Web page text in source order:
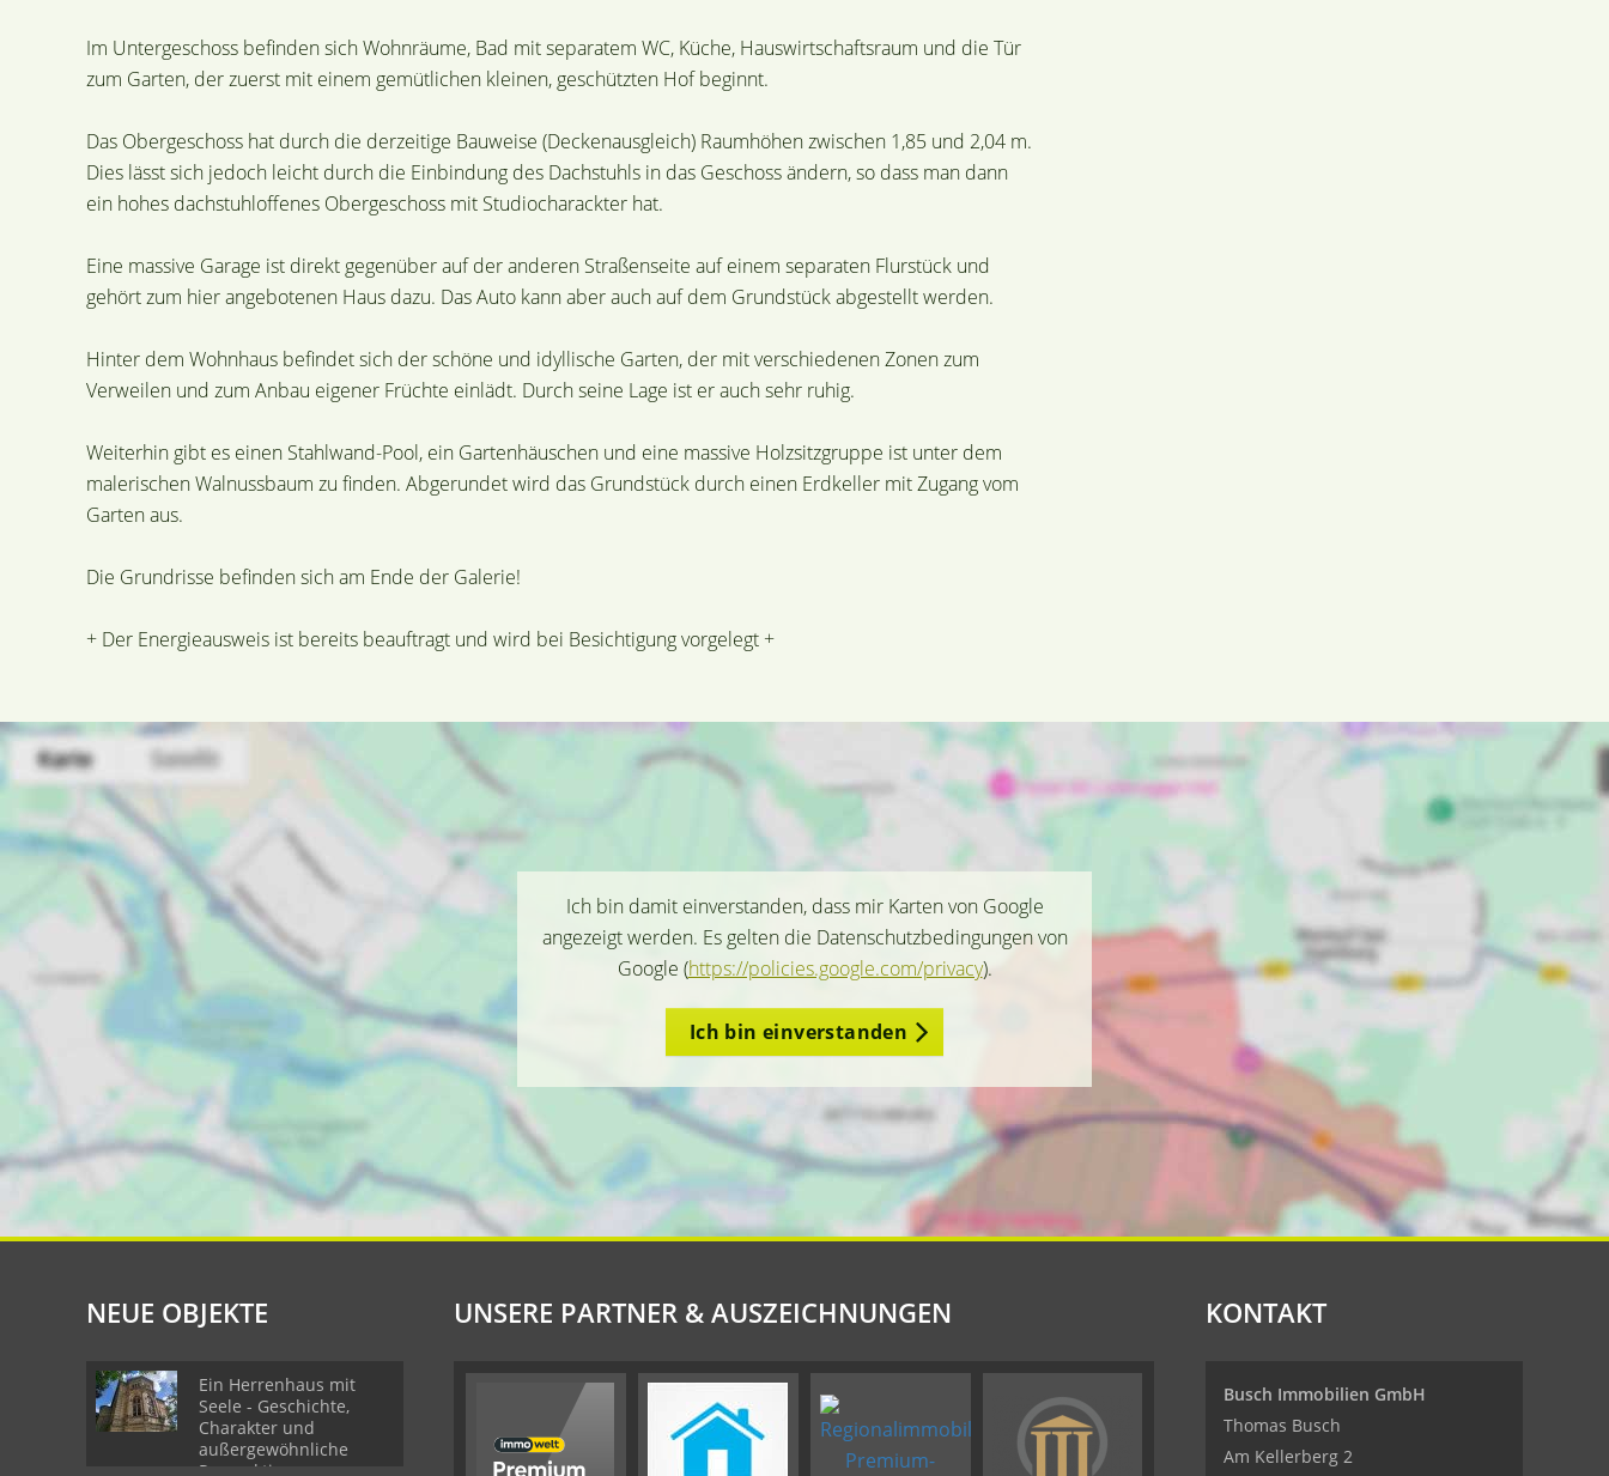
Im Untergeschoss befinden sich Wohnräume, Bad mit separatem WC, Küche, Hauswirtschaftsraum und die Tür
zum Garten, der zuerst mit einem gemütlichen kleinen, geschützten Hof beginnt.
Das Obergeschoss hat durch die derzeitige Bauweise (Deckenausgleich) Raumhöhen zwischen 1,85 und 2,04 m.
Dies lässt sich jedoch leicht durch die Einbindung des Dachstuhls in das Geschoss ändern, so dass man dann
ein hohes dachstuhloffenes Obergeschoss mit Studiocharackter hat.
Eine massive Garage ist direkt gegenüber auf der anderen Straßenseite auf einem separaten Flurstück und
gehört zum hier angebotenen Haus dazu. Das Auto kann aber auch auf dem Grundstück abgestellt werden.
Hinter dem Wohnhaus befindet sich der schöne und idyllische Garten, der mit verschiedenen Zonen zum
Verweilen und zum Anbau eigener Früchte einlädt. Durch seine Lage ist er auch sehr ruhig.
Weiterhin gibt es einen Stahlwand-Pool, ein Gartenhäuschen und eine massive Holzsitzgruppe ist unter dem
malerischen Walnussbaum zu finden. Abgerundet wird das Grundstück durch einen Erdkeller mit Zugang vom
Garten aus.
Die Grundrisse befinden sich am Ende der Galerie!
+ Der Energieausweis ist bereits beauftragt und wird bei Besichtigung vorgelegt +
Ich bin damit einverstanden, dass mir Karten von Google
angezeigt werden. Es gelten die Datenschutzbedingungen von
Google (https://policies.google.com/privacy).
Ich bin einverstanden
NEUE OBJEKTE
Ein Herrenhaus mit
Seele - Geschichte,
Charakter und
außergewöhnliche
Perspektiven
UNSERE PARTNER & AUSZEICHNUNGEN KONTAKT
Busch Immobilien GmbH
Thomas Busch
Am Kellerberg 2